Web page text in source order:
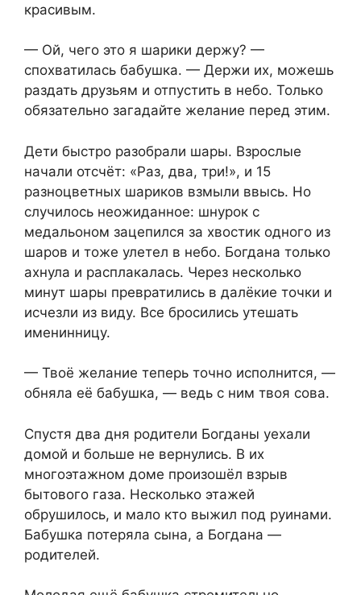
красивым.
— Ой, чего это я шарики держу? —
спохватилась бабушка. — Держи их, можешь
раздать друзьям и отпустить в небо. Только
обязательно загадайте желание перед этим.
Дети быстро разобрали шары. Взрослые
начали отсчёт: «Раз, два, три!», и 15
разноцветных шариков взмыли ввысь. Но
случилось неожиданное: шнурок с
медальоном зацепился за хвостик одного из
шаров и тоже улетел в небо. Богдана только
ахнула и расплакалась. Через несколько
минут шары превратились в далёкие точки и
исчезли из виду. Все бросились утешать
именинницу.
— Твоё желание теперь точно исполнится, —
обняла её бабушка, — ведь с ним твоя сова.
Спустя два дня родители Богданы уехали
домой и больше не вернулись. В их
многоэтажном доме произошёл взрыв
бытового газа. Несколько этажей
обрушилось, и мало кто выжил под руинами.
Бабушка потеряла сына, а Богдана —
родителей.